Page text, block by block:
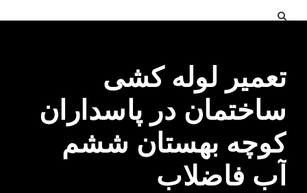
تعمیر لوله کشی
ساختمان در پاسداران
کوچه بهستان ششم
آب فاضلاب